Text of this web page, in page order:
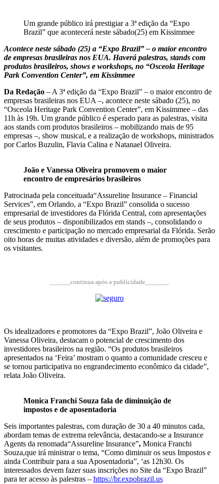
Um grande público irá prestigiar a 3ª edição da “Expo
Brazil” que acontecerá neste sábado(25) em Kissimmee
Acontece neste sábado (25) a “Expo Brazil” – o maior encontro
de empresas brasileiras nos EUA. Haverá palestras, stands com
produtos brasileiros, shows e workshops, no “Osceola Heritage
Park Convention Center”, em Kissimmee
Da Redação – A 3ª edição da “Expo Brazil” – o maior encontro de
empresas brasileiras nos EUA –, acontece neste sábado (25), no
“Osceola Heritage Park Convention Center”, em Kissimmee – das
11h às 19h. Um grande público é esperado para as palestras, visita
aos stands com produtos brasileiros – mobilizando mais de 95
empresas –, show musical, e a realização de workshops, ministrados
por Carlos Buzulin, Flavia Calina e Natanael Oliveira.
João e Vanessa Oliveira promovem o maior
encontro de empresários brasileiros
Patrocinada pela conceituada“Assureline Insurance – Financial
Services”, em Orlando, a “Expo Brazil” consolida o sucesso
empresarial de investidores da Flórida Central, com apresentações
de seus produtos – disponibilizados em stands –, consolidando o
crescimento e participação no mercado empresarial da Flórida. Serão
oito horas de muitas atividades e diversão, além de promoções para
os visitantes.
______continua após a publicidade_______
Os idealizadores e promotores da “Expo Brazil”, João Oliveira e
Vanessa Oliveira, destacam o potencial de crescimento dos
investidores brasileiros na região. “Os produtos brasileiros
apresentados na ‘Feira’ mostram o quanto a comunidade cresceu e
se tornou participativa no engrandecimento econômico da cidade”,
relata João Oliveira.
Monica Franchi Souza fala de diminuição de
impostos e de aposentadoria
Seis importantes palestras, com duração de 30 a 40 minutos cada,
abordam temas de extrema relevância, destacando-se a Insurance
Agents da renomada“Assureline Insurance”, Monica Franchi
Souza,que irá ministrar o tema, “Como diminuir os seus Impostos e
ainda Contribuir para a sua Aposentadoria”, ‘as 12h30. Os
interessados devem fazer suas inscrições no Site da “Expo Brazil”
para ter acesso às palestras – https://br.expobrazil.us